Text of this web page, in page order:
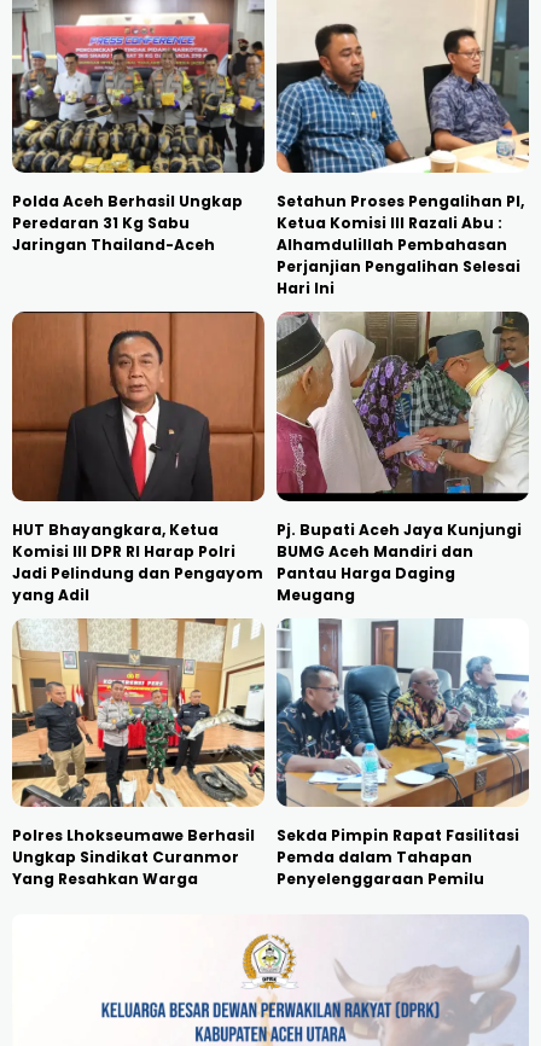
Polda Aceh Berhasil Ungkap
Peredaran 31 Kg Sabu
Jaringan Thailand-Aceh
Setahun Proses Pengalihan PI,
Ketua Komisi III Razali Abu :
Alhamdulillah Pembahasan
Perjanjian Pengalihan Selesai
Hari Ini
HUT Bhayangkara, Ketua
Komisi III DPR RI Harap Polri
Jadi Pelindung dan Pengayom
yang Adil
Pj. Bupati Aceh Jaya Kunjungi
BUMG Aceh Mandiri dan
Pantau Harga Daging
Meugang
Polres Lhokseumawe Berhasil
Ungkap Sindikat Curanmor
Yang Resahkan Warga
Sekda Pimpin Rapat Fasilitasi
Pemda dalam Tahapan
Penyelenggaraan Pemilu